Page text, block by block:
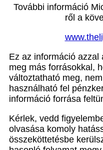
További információ
ről a
Ez az információ
meg más forrásokkal,
változtatható meg,
használható fel
információ forrása
Kérlek, vedd
olvasása komoly
összeköttetésbe